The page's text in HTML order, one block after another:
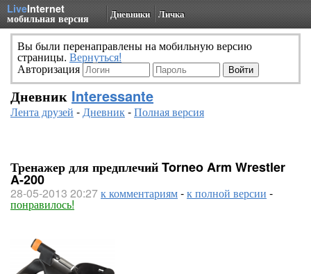
LiveInternet
мобильная версия Дневники Личка
Вы были перенаправлены на мобильную версию
страницы. Вернуться!
Авторизация
Дневник Interessante
Лента друзей -Дневник-Полная версия
Тренажер для предплечий Torneo Arm Wrestler
A-200
28-05-2013 20:27к комментариям-к полной версии -
понравилось!